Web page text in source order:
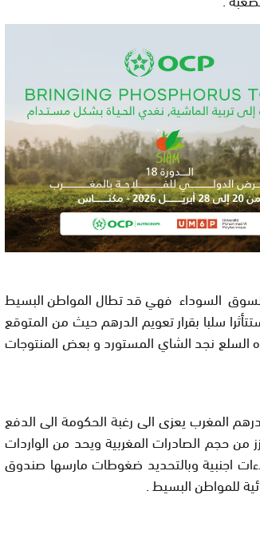
السوداء فهي قد تطال المواطن البسيط
سلبا بقرار تعويم الدرهم حيث من المتوقع
السلع نجد الشاي المستورد و بعض المنتوجات
المغرب يعزى الى رغبة الحكومة الى الدفع
من حجم الصادرات المغربية ويحد من الواردات
اجنبية وبالتحديد ضغوطات مارسها صندوق
للمواطن البسيط .